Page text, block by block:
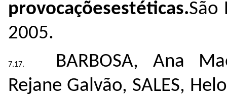
provocaçõesestéticas.São
2005.
BARBOSA, Ana
Rejane Galvão, SALES,